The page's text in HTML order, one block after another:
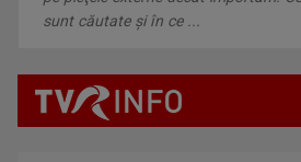
sunt căutate şi în ce ...